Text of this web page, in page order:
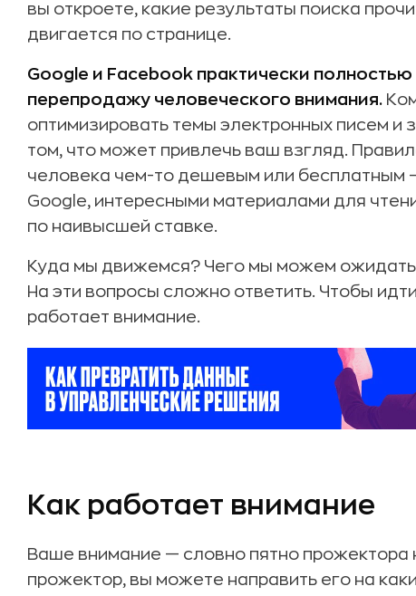
вы откроете, какие результаты поиска
двигается по странице.
Google и Facebook практически
перепродажу человеческого внимания.
оптимизировать темы электронных писем и
том, что может привлечь ваш взгляд.
человека чем-то дешевым или бесплатным
Google, интересными материалами для
по наивысшей ставке.
Куда мы движемся? Чего мы можем
На эти вопросы сложно ответить. Чтобы
работает внимание.
Как работает внимание
Ваше внимание — словно пятно прожектора
прожектор, вы можете направить его на